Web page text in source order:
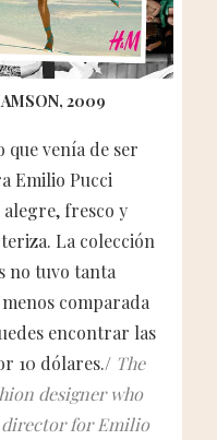
2009
que venía de ser
Emilio Pucci
fresco y
La colección
no tuvo tanta
comparada
encontrar las
10 dólares./ The
designer who
director for Emilio